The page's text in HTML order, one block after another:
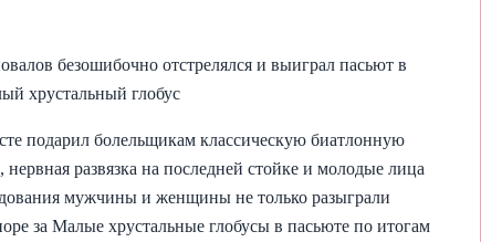
безошибочно отстрелялся и выиграл пасьют в
хрустальный глобус
подарил болельщикам классическую биатлонную
развязка на последней стойке и молодые лица
мужчины и женщины не только разыграли
за Малые хрустальные глобусы в пасьюте по итогам